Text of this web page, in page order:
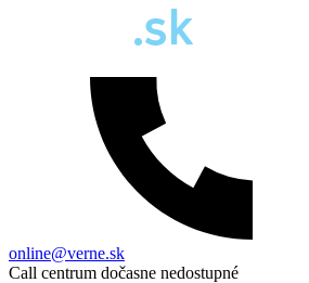
online@verne.sk
Call centrum dočasne nedostupné